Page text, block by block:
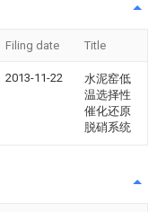
Filing date Title
2013-11-22
水泥窑低
温选择性
催化还原
脱硝系统